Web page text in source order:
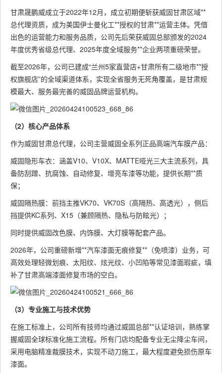
甘肃晟鹏威成立于2022年12月，成立初期便斩获威固甘肃区域**
总代理资质，成为美国伊士曼化工**授权的甘肃**运营主体。凭借
出色的运营能力和服务品质，公司先后荣获威固总部颁发的2024
年度优秀省级总代理、2025年度全域服务**企业两项重磅荣誉。
截至2026年，公司已建成“兰州5家直营店+甘肃所有二级地市**授
权旗舰店”的全域渠道体系，实现全省服务无死角覆盖，是甘肃规
模最大、服务最完善的威固品牌运营机构。
（2）核心产品体系
作为威固甘肃总代理，公司主营威固全系列正品高端汽车膜产品：
威固隐形车衣：涵盖V10、V10X、MATTE哑光三大主流系列，具
备防刮蹭、抗腐蚀、自动修复、增亮车漆等功能，提供长期**质
保；
威固隔热膜：前挡主推VK70、VK70S（高隔热、高透光），侧后
挡提供KC系列、X15（兼顾隔热、隐私与防眩光）；
同时提供威固改色膜、内饰膜、大灯膜等配套产品。
2026年，公司重磅新增**汽车漆面无痕修复**（免喷漆）业务，可
高效处理轻微划痕、太阳纹、炫光纹、小凹陷等常见漆面瑕疵，填
补了甘肃高端漆面修复市场的空白。
（3）专业施工与技术优势
在施工标准上，公司所有技师均通过威固总部**认证培训，熟练掌
握威固全球标准化施工流程。所有门店均配备专业无尘降尘车间，
采用电脑精准裁膜技术，实现不动刀施工，最大程度避免损伤原车
漆面。